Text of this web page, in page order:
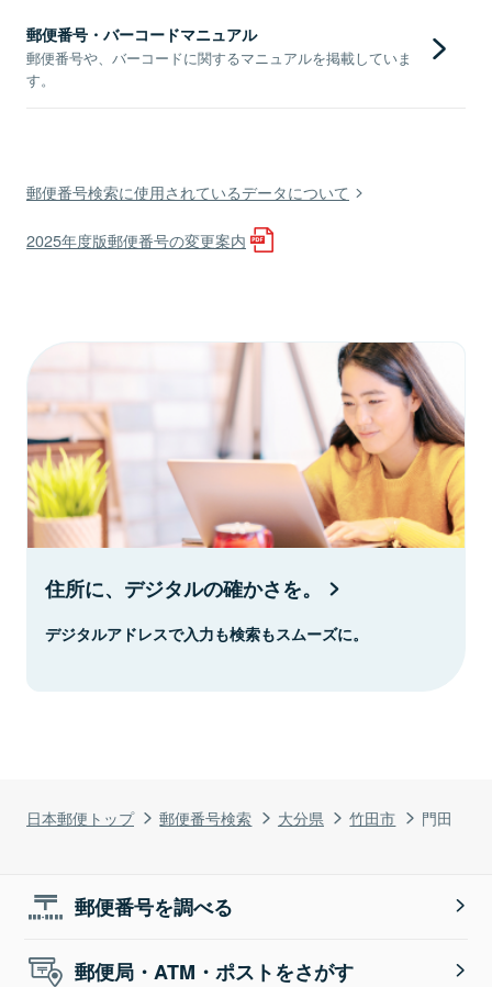
日本郵便トップ 郵便番号検索 大分県 竹田市 門田
郵便番号・バーコードマニュアル
郵便番号や、バーコードに関するマニュアルを掲載していま
す。
郵便番号検索に使用されているデータについて
2025年度版郵便番号の変更案内
住所に、デジタルの確かさを。
デジタルアドレスで入力も検索もスムーズに。
郵便番号を調べる
郵便局・ATM・ポストをさがす